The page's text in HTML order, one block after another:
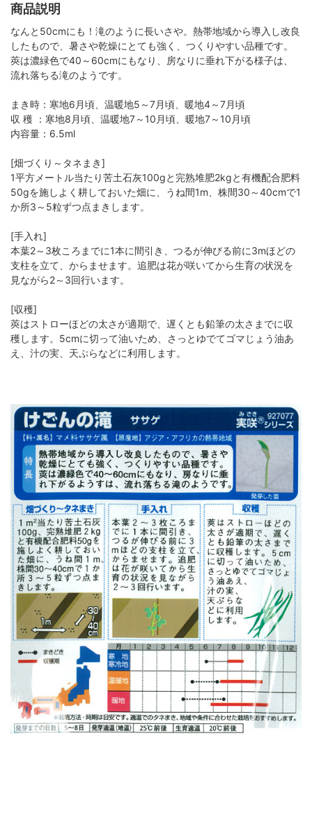
商品説明
なんと50cmにも！滝のように長いさや。熱帯地域から導入し改良
したもので、暑さや乾燥にとても強く、つくりやすい品種です。
莢は濃緑色で40～60cmにもなり、房なりに垂れ下がる様子は、
流れ落ちる滝のようです。
まき時：寒地6月頃、温暖地5～7月頃、暖地4～7月頃
収 穫 ：寒地8月頃、温暖地7～10月頃、暖地7～10月頃
内容量：6.5ml
[畑づくり～タネまき]
1平方メートル当たり苦土石灰100gと完熟堆肥2kgと有機配合肥料
50gを施しよく耕しておいた畑に、うね間1m、株間30～40cmで1
か所3～5粒ずつ点まきします。
[手入れ]
本葉2～3枚ころまでに1本に間引き、つるが伸びる前に3mほどの
支柱を立て、からませます。追肥は花が咲いてから生育の状況を
見ながら2～3回行います。
[収穫]
莢はストローほどの太さが適期で、遅くとも鉛筆の太さまでに収
穫します。5cmに切って油いため、さっとゆでてゴマじょう油あ
え、汁の実、天ぷらなどに利用します。